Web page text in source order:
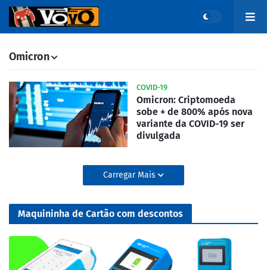
Omicron
COVID-19
Omicron: Criptomoeda
sobe + de 800% após nova
variante da COVID-19 ser
divulgada
Carregar Mais
Maquininha de Cartão com descontos